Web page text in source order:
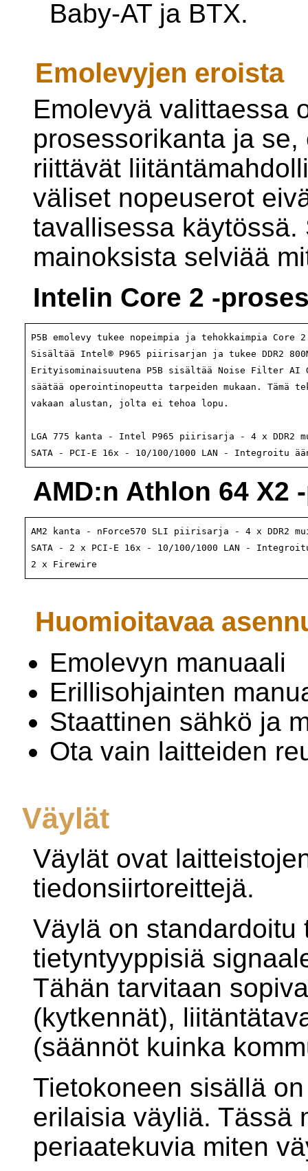
Baby-AT ja BTX.
Emolevyjen eroista
Emolevyä valittaessa
prosessorikanta ja
riittävät
väliset nopeuserot
tavallisessa käytössä.
mainoksista selviää
Intelin Core 2 -
P5B emolevy tukee nopeimpia ja tehokkaimpia
Sisältää Intel® P965 piirisarjan ja tukee DDR2
Erityisominaisuutena P5B sisältää Noise Filter
säätää operointinopeutta tarpeiden mukaan. Tämä
vakaan alustan, jolta ei tehoa lopu.
LGA 775 kanta - Intel P965 piirisarja - 4 x DDR2
SATA - PCI-E 16x - 10/100/1000 LAN - Integroitu
AMD:n Athlon 64 X2
AM2 kanta - nForce570 SLI piirisarja - 4 x DDR2
SATA - 2 x PCI-E 16x - 10/100/1000 LAN -
2 x Firewire
Huomioitavaa
Emolevyn manuaali
Erillisohjainten
Staattinen sähkö ja
Ota vain laitteiden
Väylät
Väylät ovat
tiedonsiirtoreittejä.
Väylä on standardoitu
tietyntyyppisiä
Tähän tarvitaan
(kytkennät),
(säännöt kuinka
Tietokoneen sisällä
erilaisia väyliä. Tässä
periaatekuvia miten